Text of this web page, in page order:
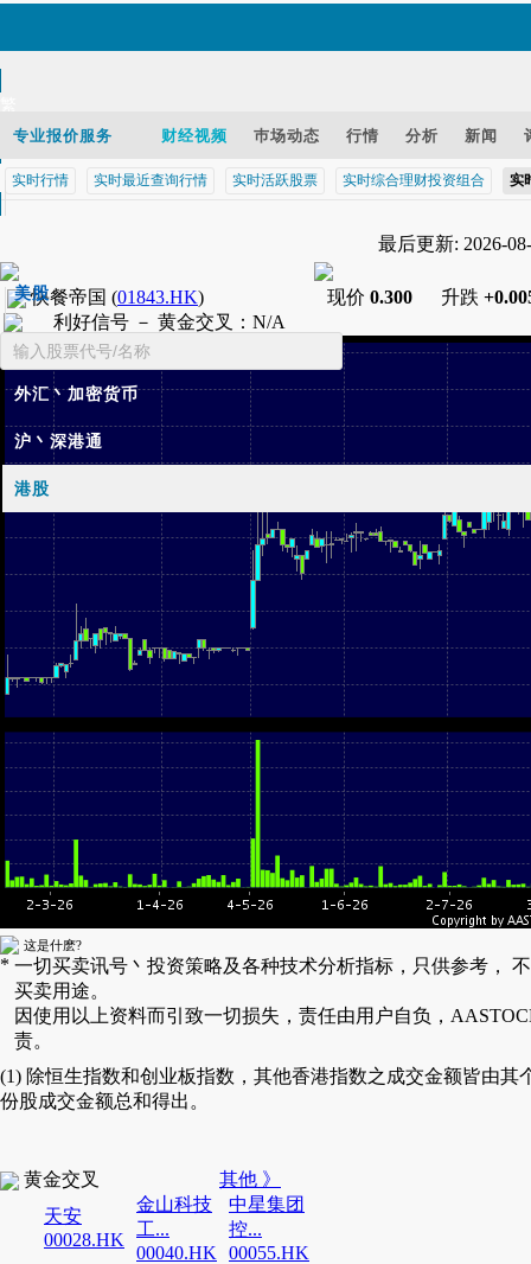
EN
美股
基金
外汇丶加密货币
沪丶深港通
港股
专业报价服务 财经视频 巿场动态 行情 分析 新闻
实时行情 实时最近查询行情 实时活跃股票 实时综合理财投资组合 实
最后更新: 2026-
快餐帝国 (01843.HK) 现价 0.300 升跌
利好信号 － 黄金交叉 ： N/A
这是什麽?
* 一切买卖讯号丶投资策略及各种技术分析指标，只供参考，
买卖用途。
因使用以上资料而引致一切损失，责任由用户自负，
责。
(1) 除恒生指数和创业板指数，其他香港指数之成交金额皆由其
份股成交金额总和得出。
黄金交叉
其他 》
天安
00028.HK
金山科技
工...
00040.HK
中星集团
控...
00055.HK